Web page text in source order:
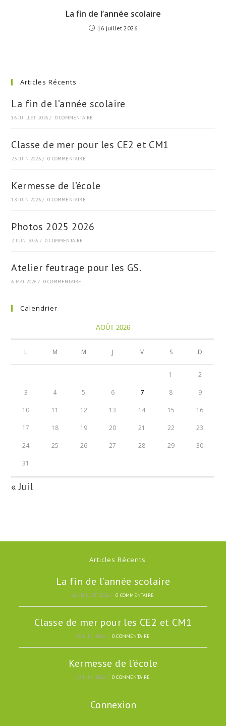
La fin de l’année scolaire
16 juillet 2026
Articles Récents
La fin de l’année scolaire
16 JUILLET 2026 / 0 COMMENTAIRE
Classe de mer pour les CE2 et CM1
23 JUIN 2026 / 0 COMMENTAIRE
Kermesse de l’école
18 JUIN 2026 / 0 COMMENTAIRE
Photos 2025 2026
2 JUIN 2026 / 0 COMMENTAIRE
Atelier feutrage pour les GS.
6 MAI 2026 / 0 COMMENTAIRE
Calendrier
AOÛT 2026
L M M J V S D
1 2
3 4 5 6 7 8 9
10 11 12 13 14 15 16
17 18 19 20 21 22 23
24 25 26 27 28 29 30
31
« Juil
Articles Récents
La fin de l’année scolaire
16 JUILLET 2026 / 0 COMMENTAIRE
Classe de mer pour les CE2 et CM1
23 JUIN 2026 / 0 COMMENTAIRE
Kermesse de l’école
18 JUIN 2026 / 0 COMMENTAIRE
Connexion